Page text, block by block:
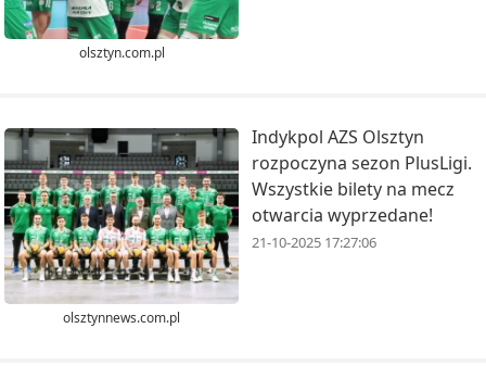
olsztyn.com.pl
olsztynnews.com.pl
Indykpol AZS Olsztyn
rozpoczyna sezon PlusLigi.
Wszystkie bilety na mecz
otwarcia wyprzedane!
21-10-2025 17:27:06